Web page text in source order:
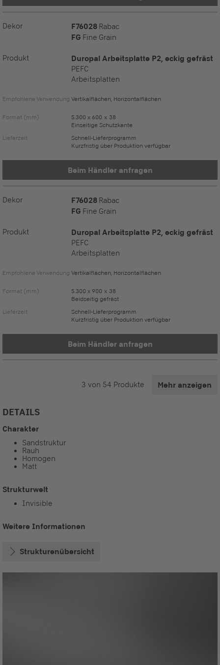
Dekor F76028 Rabac
FG Fine Grain
Produkt Duropal Arbeitsplatte P2, eckig gefräst
PEFC
Arbeitsplatten
Empfohlene Verwendung Vertikalflächen, Horizontalflächen
Format (mm)
5.300 x 600 x 38
Einseitige Schutzkante
Lieferzeit
Schnell-Lieferprogramm
Kurzfristig über Produktion verfügbar
Beim Händler anfragen
Dekor F76028 Rabac
FG Fine Grain
Produkt Duropal Arbeitsplatte P2, eckig gefräst
PEFC
Arbeitsplatten
Empfohlene Verwendung Vertikalflächen, Horizontalflächen
Format (mm)
5.300 x 900 x 38
Beidseitig gefräst
Lieferzeit
Schnell-Lieferprogramm
Kurzfristig über Produktion verfügbar
Beim Händler anfragen
3 von 54 Produkte Mehr anzeigen
DETAILS
Charakter
Sandstruktur
Rauh
Homogen
Matt
Strukturwelt
Invisible
Weitere Informationen
Strukturenübersicht